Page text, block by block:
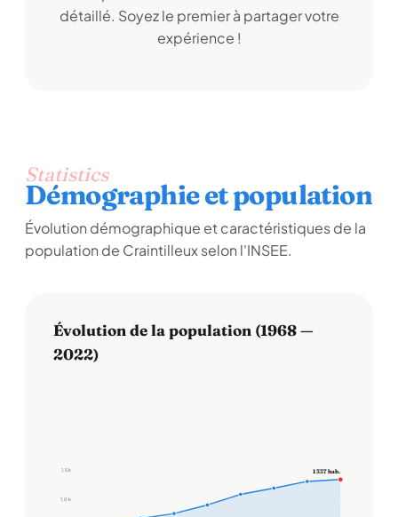
détaillé. Soyez le premier à partager votre
expérience !
Statistics
Démographie et population
Évolution démographique et caractéristiques de la
population de Craintilleux selon l'INSEE.
Évolution de la population (1968 —
2022)
1,0 k
1,5 k 1 337 hab.